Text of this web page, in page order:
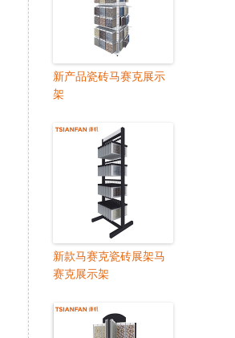
新产品瓷砖马赛克展示
架
新款马赛克瓷砖展架马
赛克展示架